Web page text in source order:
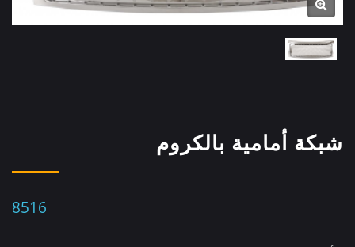
شبكة أمامية بالكروم
8516